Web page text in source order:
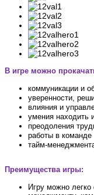
В игре можно
коммуникации и
уверенности,
влияния и
умения находить
преодоления
работы в
тайм-
Преимущества игры:
Игру можно легко